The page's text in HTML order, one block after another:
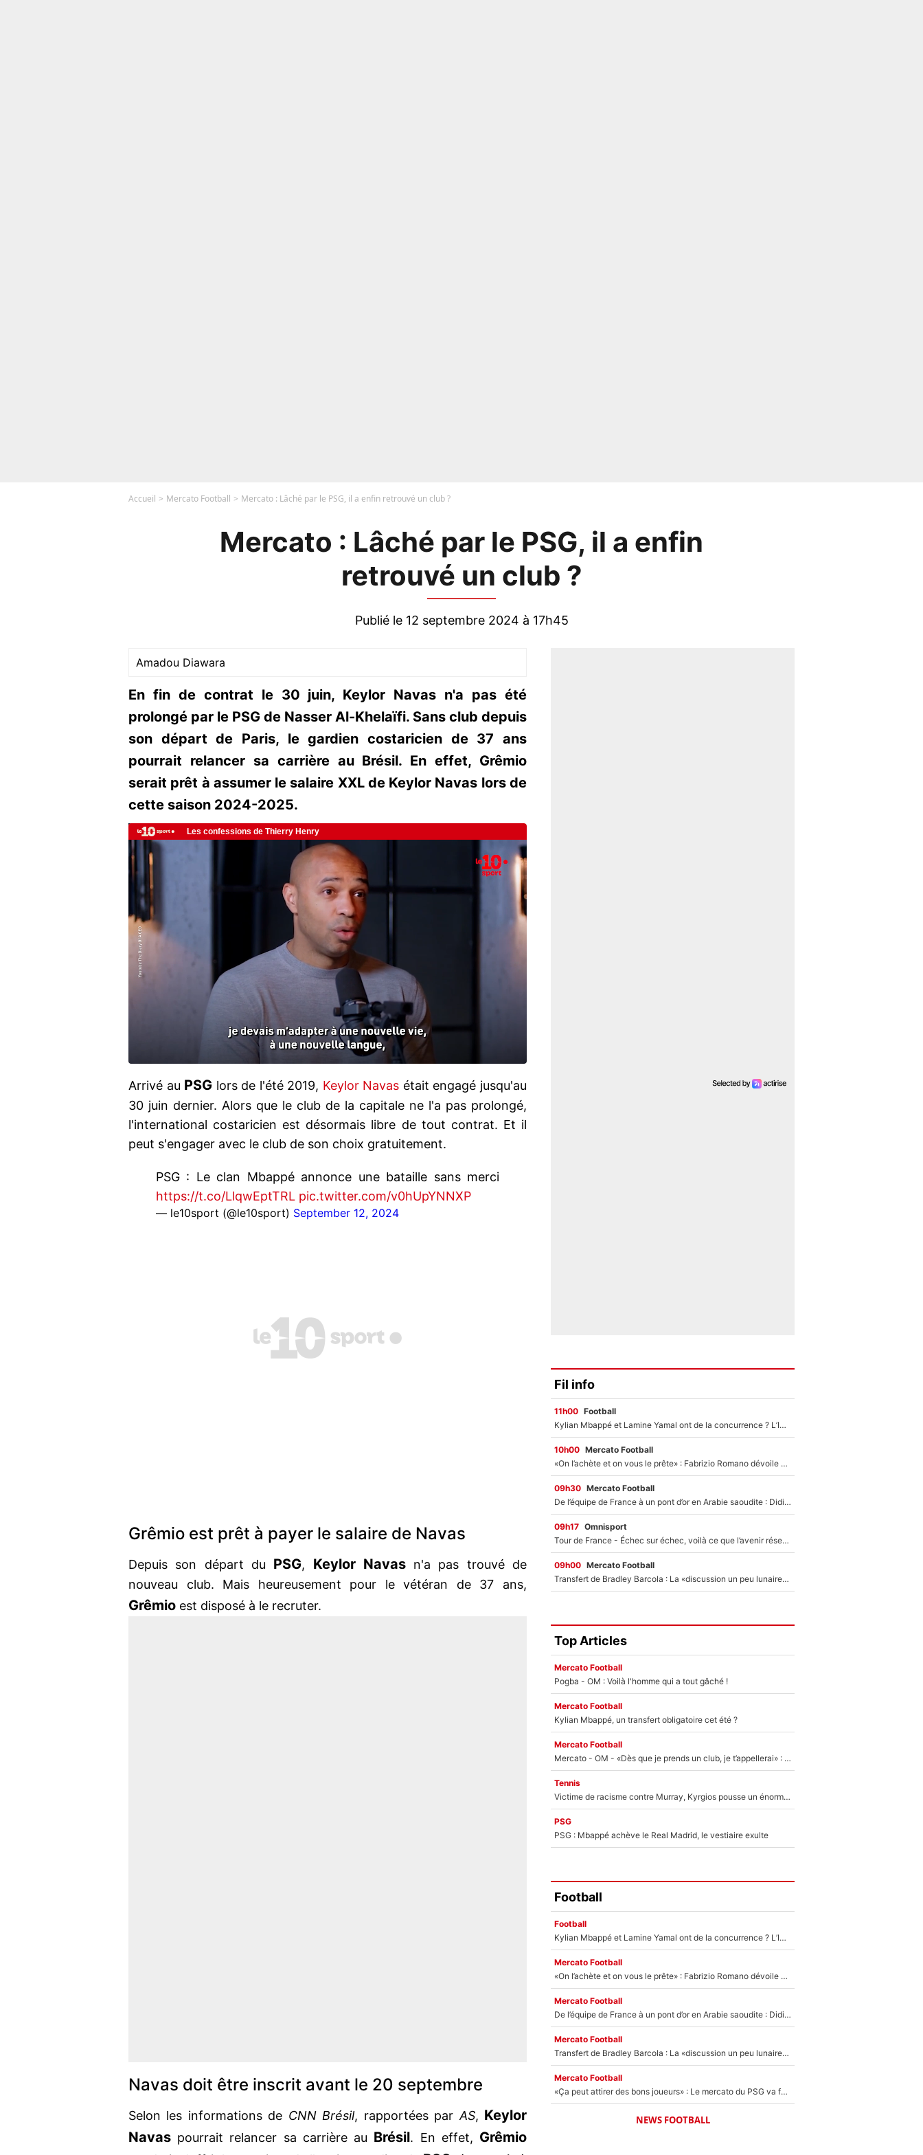
Accueil Mercato Football Mercato : Lâché par le PSG, il a enfin retrouvé un club ?
Mercato : Lâché par le PSG, il a enfin
retrouvé un club ?
Publié le 12 septembre 2024 à 17h45
Amadou Diawara
En fin de contrat le 30 juin, Keylor Navas n'a pas été
prolongé par le PSG de Nasser Al-Khelaïfi. Sans club depuis
son départ de Paris, le gardien costaricien de 37 ans
pourrait relancer sa carrière au Brésil. En effet, Grêmio
serait prêt à assumer le salaire XXL de Keylor Navas lors de
cette saison 2024-2025.
Arrivé au PSG lors de l'été 2019, Keylor Navas était engagé jusqu'au
30 juin dernier. Alors que le club de la capitale ne l'a pas prolongé,
l'international costaricien est désormais libre de tout contrat. Et il
peut s'engager avec le club de son choix gratuitement.
PSG : Le clan Mbappé annonce une bataille sans merci
https://t.co/LlqwEptTRL pic.twitter.com/v0hUpYNNXP
— le10sport (@le10sport) September 12, 2024
Grêmio est prêt à payer le salaire de Navas
Depuis son départ du PSG, Keylor Navas n'a pas trouvé de
nouveau club. Mais heureusement pour le vétéran de 37 ans,
Grêmio est disposé à le recruter.
Navas doit être inscrit avant le 20 septembre
Selon les informations de CNN Brésil, rapportées parAS, Keylor
Navas pourrait relancer sa carrière au Brésil. En effet, Grêmio
Fil info
11h00 Football
Kylian Mbappé et Lamine Yamal ont de la concurrence ? L’IA annonce les 5 joueurs qui vont dominer le football dans les années à venir !
10h00 Mercato Football
«On l’achète et on vous le prête» : Fabrizio Romano dévoile déjà la stratégie du PSG avec le transfert de Zion Suzuki !
09h30 Mercato Football
De l’équipe de France à un pont d’or en Arabie saoudite : Didier Deschamps a donné sa réponse !
09h17 Omnisport
Tour de France - Échec sur échec, voilà ce que l’avenir réserve à Paul Seixas : «Tant qu’il y aura un Pogacar comme celui-là...»
09h00 Mercato Football
Transfert de Bradley Barcola : La «discussion un peu lunaire» qui l'a convaincu de quitter le PSG, son entourage est pointé du doigt
Top Articles
Mercato Football
Pogba - OM : Voilà l'homme qui a tout gâché !
Mercato Football
Kylian Mbappé, un transfert obligatoire cet été ?
Mercato Football
Mercato - OM - «Dès que je prends un club, je t’appellerai» : La promesse de Marcelino au moment de claquer la porte
Tennis
Victime de racisme contre Murray, Kyrgios pousse un énorme coup de gueule !
PSG
PSG : Mbappé achève le Real Madrid, le vestiaire exulte
Football
Football
Kylian Mbappé et Lamine Yamal ont de la concurrence ? L’IA annonce les 5 joueurs qui vont dominer le football dans les années à venir !
Mercato Football
«On l’achète et on vous le prête» : Fabrizio Romano dévoile déjà la stratégie du PSG avec le transfert de Zion Suzuki !
Mercato Football
De l’équipe de France à un pont d’or en Arabie saoudite : Didier Deschamps a donné sa réponse !
Mercato Football
Transfert de Bradley Barcola : La «discussion un peu lunaire» qui l'a convaincu de quitter le PSG, son entourage est pointé du doigt
Mercato Football
«Ça peut attirer des bons joueurs» : Le mercato du PSG va faire des victimes dans l'effectif de Luis Enrique ?
NEWS FOOTBALL